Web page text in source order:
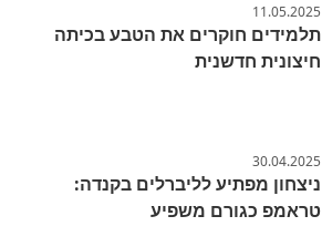
11.05.2025
תלמידים חוקרים את הטבע בכיתה
חיצונית חדשנית
30.04.2025
ניצחון מפתיע לליברלים בקנדה:
טראמפ כגורם משפיע